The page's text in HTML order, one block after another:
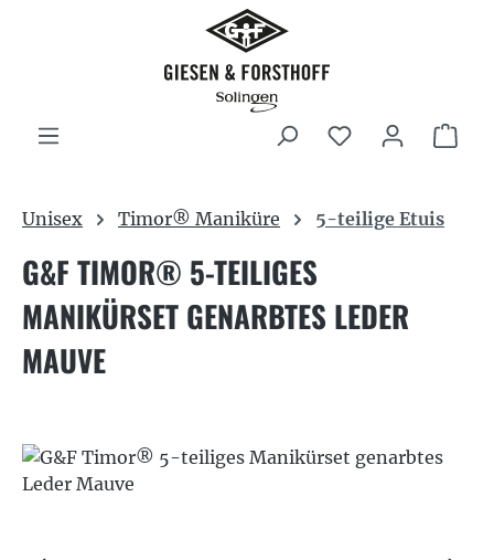
Zum Hauptinhalt springen
Unisex Timor® Maniküre 5-teilige Etuis
G&F TIMOR® 5-TEILIGES
MANIKÜRSET GENARBTES LEDER
MAUVE
Bildergalerie überspringen